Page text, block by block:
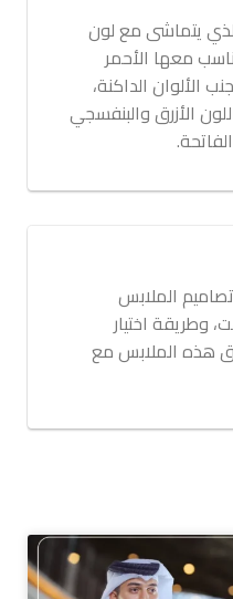
يتماشى مع لون
معها الأحمر
الألوان الداكنة،
الأزرق والبنفسجي
الملابس
وطريقة اختيار
هذه الملابس مع